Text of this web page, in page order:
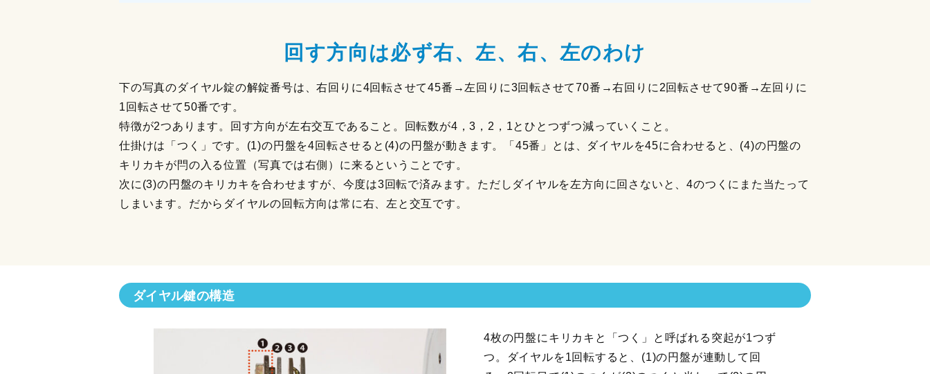
回す方向は必ず右、左、右、左のわけ
下の写真のダイヤル錠の解錠番号は、右回りに4回転させて45番→左回りに3回転させて70番→右回りに2回転させて90番→左回りに
1回転させて50番です。
特徴が2つあります。回す方向が左右交互であること。回転数が4，3，2，1とひとつずつ減っていくこと。
仕掛けは「つく」です。(1)の円盤を4回転させると(4)の円盤が動きます。「45番」とは、ダイヤルを45に合わせると、(4)の円盤の
キリカキが閂の入る位置（写真では右側）に来るということです。
次に(3)の円盤のキリカキを合わせますが、今度は3回転で済みます。ただしダイヤルを左方向に回さないと、4のつくにまた当たって
しまいます。だからダイヤルの回転方向は常に右、左と交互です。
ダイヤル鍵の構造
4枚の円盤にキリカキと「つく」と呼ばれる突起が1つず
つ。ダイヤルを1回転すると、(1)の円盤が連動して回